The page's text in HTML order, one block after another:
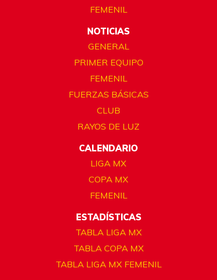
FEMENIL
NOTICIAS
GENERAL
PRIMER EQUIPO
FEMENIL
FUERZAS BÁSICAS
CLUB
RAYOS DE LUZ
CALENDARIO
LIGA MX
COPA MX
FEMENIL
ESTADÍSTICAS
TABLA LIGA MX
TABLA COPA MX
TABLA LIGA MX FEMENIL